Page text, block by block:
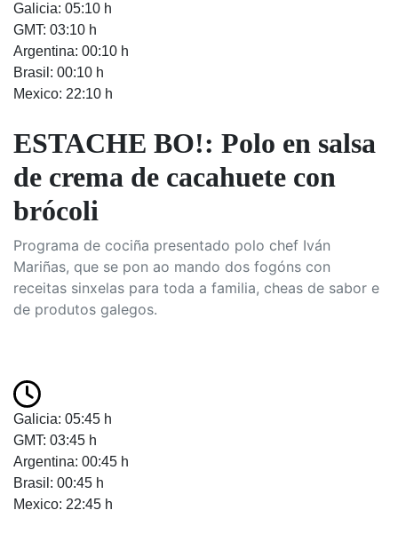
Galicia: 05:10 h
GMT: 03:10 h
Argentina: 00:10 h
Brasil: 00:10 h
Mexico: 22:10 h
ESTACHE BO!: Polo en salsa
de crema de cacahuete con
brócoli
Programa de cociña presentado polo chef Iván
Mariñas, que se pon ao mando dos fogóns con
receitas sinxelas para toda a familia, cheas de sabor e
de produtos galegos.
Galicia: 05:45 h
GMT: 03:45 h
Argentina: 00:45 h
Brasil: 00:45 h
Mexico: 22:45 h